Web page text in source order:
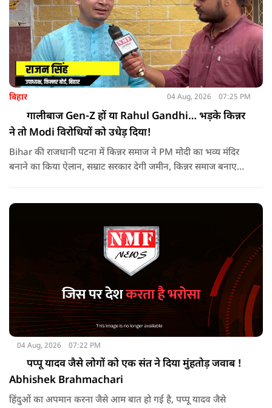
बिहार 04 Aug, 2026 07:25 PM
गालीबाज Gen-Z हों या Rahul Gandhi… भड़के किन्नर
ने तो Modi विरोधियों को उधेड़ दिया!
Bihar की राजधानी पटना में किन्नर समाज ने PM मोदी का भव्य मंदिर
बनाने का किया ऐलान, सम्राट सरकार देगी जमीन, किन्नर समाज बनाएगा
04 Aug, 2026 07:22 PM
पप्पू यादव जैसे लोगों को एक संत ने दिया मुंहतोड़ जवाब !
Abhishek Brahmachari
हिंदुओं का अपमान करना जैसे आम बात हो गई है, पप्पू यादव जैसे